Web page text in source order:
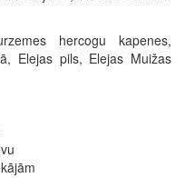
hercogu kapenes,
Elejas pils, Elejas Muižas